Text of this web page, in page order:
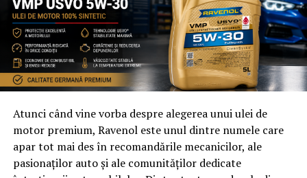
Atunci când vine vorba despre alegerea unui ulei de
motor premium, Ravenol este unul dintre numele care
apar tot mai des în recomandările mecanicilor, ale
pasionaților auto și ale comunităților dedicate